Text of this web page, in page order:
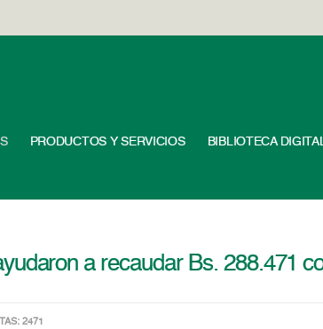
PRODUCTOS Y SERVICIOS BIBLIOTECA
a recaudar Bs. 288.471
2471